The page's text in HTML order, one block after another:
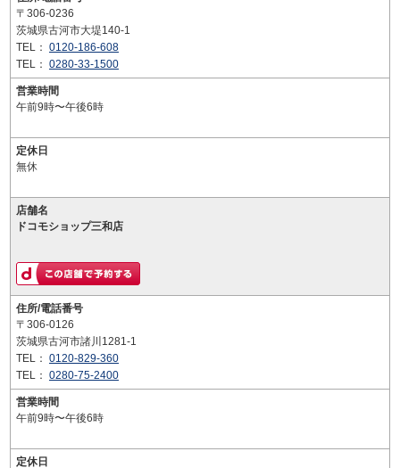
〒306-0236
茨城県古河市大堤140-1
TEL： 0120-186-608
TEL： 0280-33-1500
営業時間
午前9時〜午後6時
定休日
無休
店舗名
ドコモショップ三和店
住所/電話番号
〒306-0126
茨城県古河市諸川1281-1
TEL： 0120-829-360
TEL： 0280-75-2400
営業時間
午前9時〜午後6時
定休日